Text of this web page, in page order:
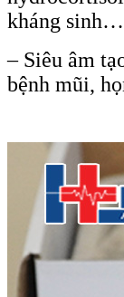
kháng sinh…
– Siêu âm
bệnh mũi,